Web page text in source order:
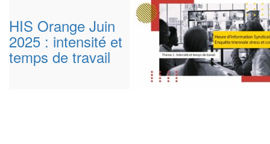
HIS Orange Juin
2025 : intensité et
temps de travail